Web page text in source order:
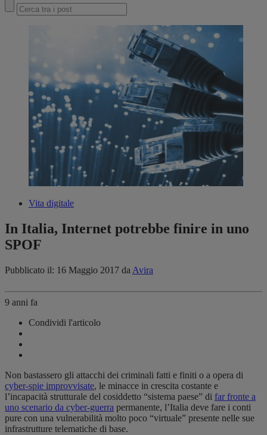
Vita digitale
In Italia, Internet potrebbe finire in uno
SPOF
Pubblicato il: 16 Maggio 2017 da Avira
9 anni fa
Condividi l'articolo
Non bastassero gli attacchi dei criminali fatti e finiti o a opera di
cyber-spie improvvisate, le minacce in crescita costante e
l’incapacità strutturale del cosiddetto “sistema paese” di far fronte a
uno scenario da cyber-guerra permanente, l’Italia deve fare i conti
pure con una vulnerabilità molto poco “virtuale” presente nelle sue
infrastrutture telematiche di base.